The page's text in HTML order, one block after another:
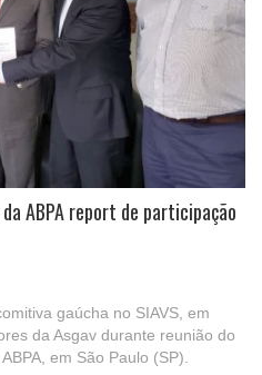
ABPA report de participação
gaúcha no SIAVS, em
da Asgav durante reunião do
em São Paulo (SP).